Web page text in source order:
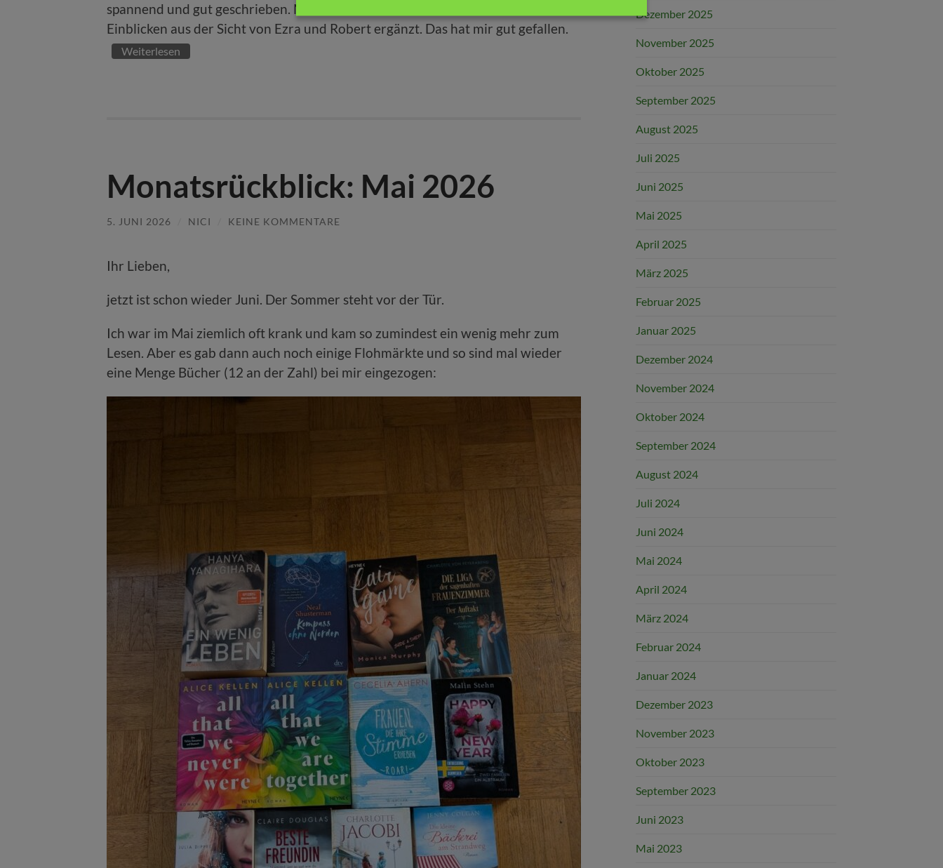
spannend und gut geschrieben. Manchmal wieder die Geschichte mit kurzen
Einblicken aus der Sicht von Ezra und Robert ergänzt. Das hat mir gut gefallen.
Weiterlesen
Monatsrückblick: Mai 2026
5. JUNI 2026 NICI KEINE KOMMENTARE
Ihr Lieben,
jetzt ist schon wieder Juni. Der Sommer steht vor der Tür.
Ich war im Mai ziemlich oft krank und kam so zumindest ein wenig mehr zum
Lesen. Aber es gab dann auch noch einige Flohmärkte und so sind mal wieder
eine Menge Bücher (12 an der Zahl) bei mir eingezogen:
Dezember 2025
November 2025
Oktober 2025
September 2025
August 2025
Juli 2025
Juni 2025
Mai 2025
April 2025
März 2025
Februar 2025
Januar 2025
Dezember 2024
November 2024
Oktober 2024
September 2024
August 2024
Juli 2024
Juni 2024
Mai 2024
April 2024
März 2024
Februar 2024
Januar 2024
Dezember 2023
November 2023
Oktober 2023
September 2023
Juni 2023
Mai 2023